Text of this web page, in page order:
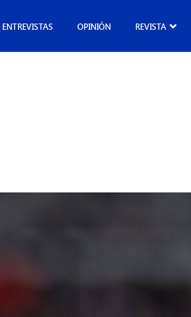
ENTREVISTAS OPINIÓN REVISTA